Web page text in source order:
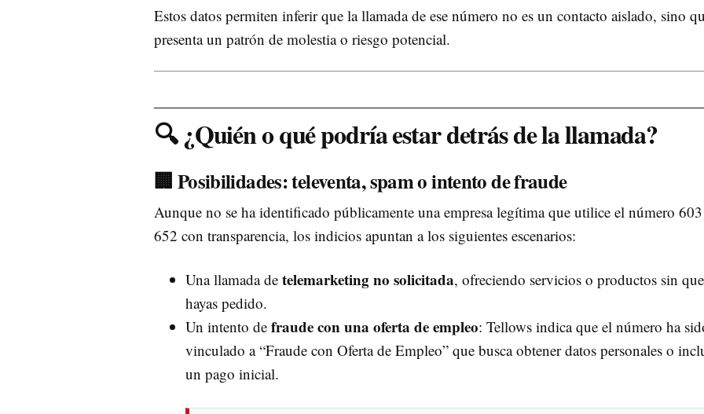
Estos datos permiten inferir que la llamada de ese número no es un contacto aislado, sino
presenta un patrón de molestia o riesgo potencial.
🔍 ¿Quién o qué podría estar detrás de la llamada?
🏢 Posibilidades: televenta, spam o intento de fraude
Aunque no se ha identificado públicamente una empresa legítima que utilice el número
652 con transparencia, los indicios apuntan a los siguientes escenarios:
Una llamada de telemarketing no solicitada, ofreciendo servicios o productos sin
hayas pedido.
Un intento de fraude con una oferta de empleo: Tellows indica que el número ha
vinculado a “Fraude con Oferta de Empleo” que busca obtener datos personales o
un pago inicial.